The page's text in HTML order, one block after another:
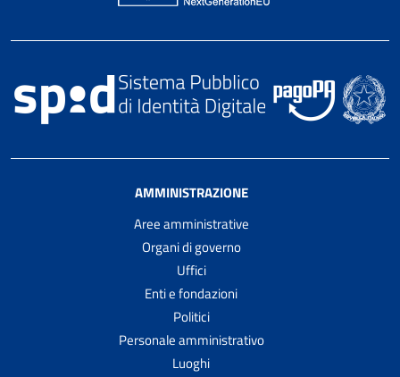
AMMINISTRAZIONE
Aree amministrative
Organi di governo
Uffici
Enti e fondazioni
Politici
Personale amministrativo
Luoghi